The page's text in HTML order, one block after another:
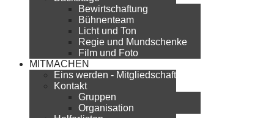
Bewirtschaftung
Bühnenteam
Licht und Ton
Regie und Mundschenke
Film und Foto
MITMACHEN
Eins werden - Mitgliedschaft
Kontakt
Gruppen
Organisation